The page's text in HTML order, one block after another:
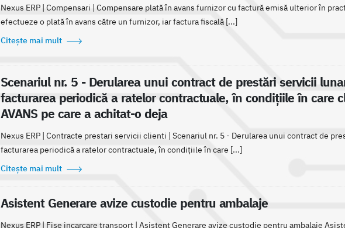
Nexus ERP | Compensari | Compensare plată în avans furnizor cu factură emisă ulterior în
efectueze o plată în avans către un furnizor, iar factura fiscală [...]
Citește mai mult
Scenariul nr. 5 - Derularea unui contract de prestări servicii
facturarea periodică a ratelor contractuale, în condiţiile în care
AVANS pe care a achitat-o deja
Nexus ERP | Contracte prestari servicii clienti | Scenariul nr. 5 - Derularea unui contract de
facturarea periodică a ratelor contractuale, în condițiile în care [...]
Citește mai mult
Asistent Generare avize custodie pentru ambalaje
Nexus ERP | Fise incarcare transport | Asistent Generare avize custodie pentru ambalaje